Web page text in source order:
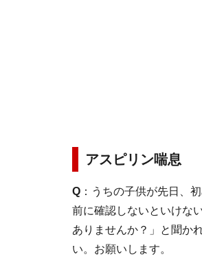
アスピリン喘息
Q ：うちの子供が先日、
前に確認しないといけな
ありませんか？」と聞か
い。お願いします。